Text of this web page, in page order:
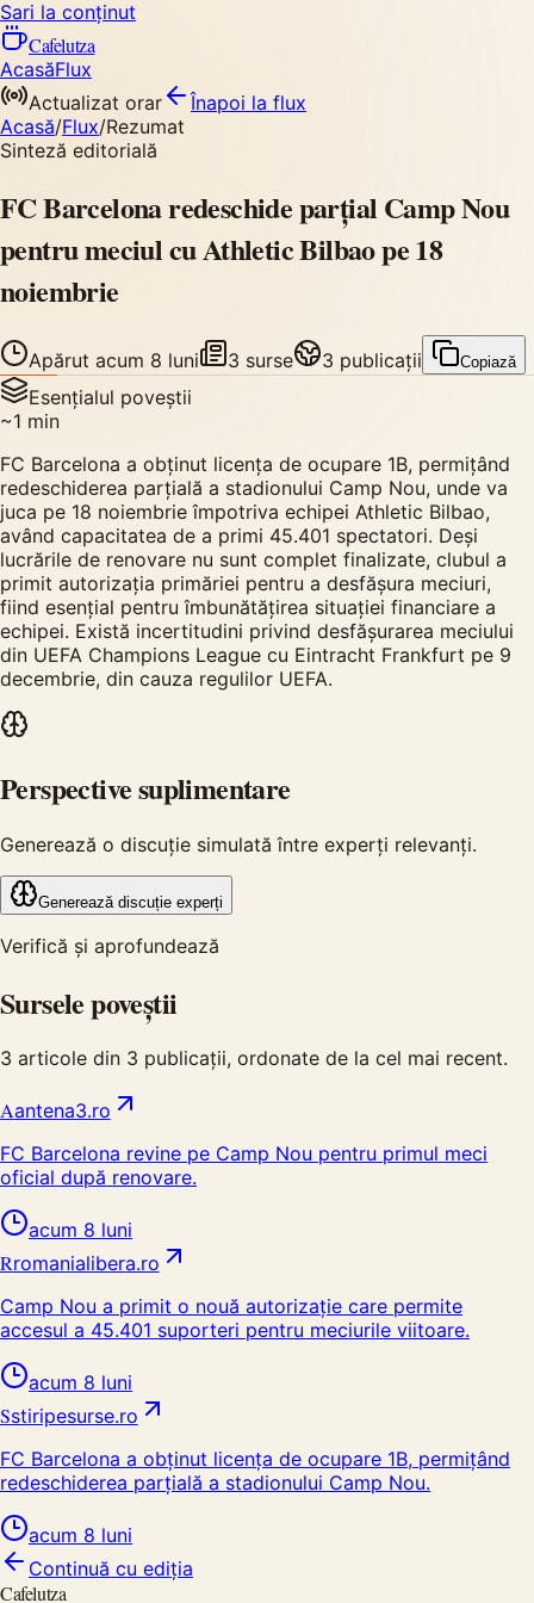
Sari la conținut
Cafelutza
AcasăFlux
Actualizat orar
Înapoi la flux
Acasă/Flux/Rezumat
Sinteză editorială
FC Barcelona redeschide parțial Camp Nou
pentru meciul cu Athletic Bilbao pe 18
noiembrie
Apărut acum 8 luni 3 surse 3 publicații Copiază
Esențialul poveștii
~1 min
FC Barcelona a obținut licența de ocupare 1B, permițând
redeschiderea parțială a stadionului Camp Nou, unde va
juca pe 18 noiembrie împotriva echipei Athletic Bilbao,
având capacitatea de a primi 45.401 spectatori. Deși
lucrările de renovare nu sunt complet finalizate, clubul a
primit autorizația primăriei pentru a desfășura meciuri,
fiind esențial pentru îmbunătățirea situației financiare a
echipei. Există incertitudini privind desfășurarea meciului
din UEFA Champions League cu Eintracht Frankfurt pe 9
decembrie, din cauza regulilor UEFA.
Perspective suplimentare
Generează o discuție simulată între experți relevanți.
Generează discuție experți
Verifică și aprofundează
Sursele poveștii
3 articole din 3 publicații, ordonate de la cel mai recent.
Aantena3.ro
FC Barcelona revine pe Camp Nou pentru primul meci
oficial după renovare.
acum 8 luni
Rromanialibera.ro
Camp Nou a primit o nouă autorizație care permite
accesul a 45.401 suporteri pentru meciurile viitoare.
acum 8 luni
Sstiripesurse.ro
FC Barcelona a obținut licența de ocupare 1B, permițând
redeschiderea parțială a stadionului Camp Nou.
acum 8 luni
Continuă cu ediția
Cafelutza